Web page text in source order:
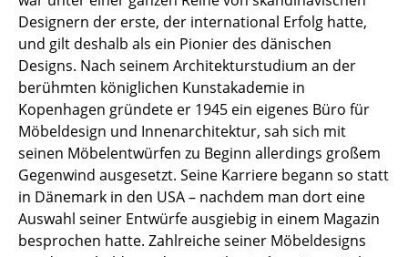
Sideboards & Kommoden
TV Möbel
Beistell- & Rollcontainer
Barmöbel
Garderoben
Kleinaufbewahrung
Designern der erste, der international Erfolg hatte,
und gilt deshalb als ein Pionier des dänischen
Designs. Nach seinem Architekturstudium an der
berühmten königlichen Kunstakademie in
Kopenhagen gründete er 1945 ein eigenes Büro für
Möbeldesign und Innenarchitektur, sah sich mit
seinen Möbelentwürfen zu Beginn allerdings großem
Gegenwind ausgesetzt. Seine Karriere begann so statt
in Dänemark in den USA – nachdem man dort eine
Auswahl seiner Entwürfe ausgiebig in einem Magazin
besprochen hatte. Zahlreiche seiner Möbeldesigns